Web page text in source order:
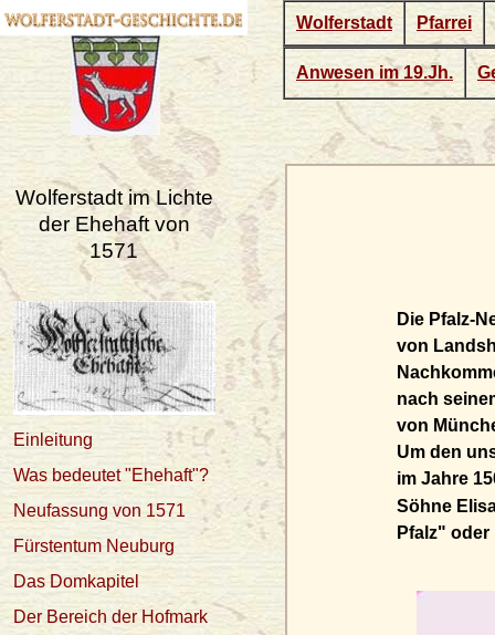
Die Pfalz-
von
nach
von
Um den
im Jahre
Söhne
Pfalz" oder
Wolferstadt Pfarrei
Anwesen im 19.Jh.
Wolferstadt im Lichte
der Ehehaft von
1571
Einleitung
Was bedeutet "Ehehaft"?
Neufassung von 1571
Fürstentum Neuburg
Das Domkapitel
Der Bereich der Hofmark